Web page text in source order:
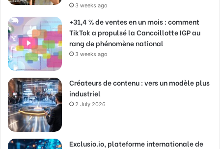
3 weeks ago
+31,4 % de ventes en un mois : comment
TikTok a propulsé la Cancoillotte IGP au
rang de phénomène national
3 weeks ago
Créateurs de contenu : vers un modèle plus
industriel
2 July 2026
Exclusio.io, plateforme internationale de